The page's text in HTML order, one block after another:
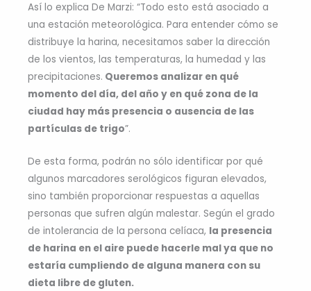
Así lo explica De Marzi: “Todo esto está asociado a
una estación meteorológica. Para entender cómo se
distribuye la harina, necesitamos saber la dirección
de los vientos, las temperaturas, la humedad y las
precipitaciones. Queremos analizar en qué
momento del día, del año y en qué zona de la
ciudad hay más presencia o ausencia de las
partículas de trigo”.
De esta forma, podrán no sólo identificar por qué
algunos marcadores serológicos figuran elevados,
sino también proporcionar respuestas a aquellas
personas que sufren algún malestar. Según el grado
de intolerancia de la persona celíaca, la presencia
de harina en el aire puede hacerle mal ya que no
estaría cumpliendo de alguna manera con su
dieta libre de gluten.